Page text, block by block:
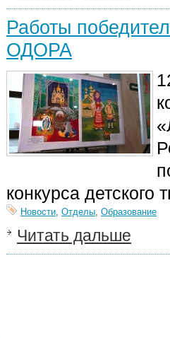
Работы
ОДОРА
конкурса детского
Новости, Отделы, Образование
Читать дальше